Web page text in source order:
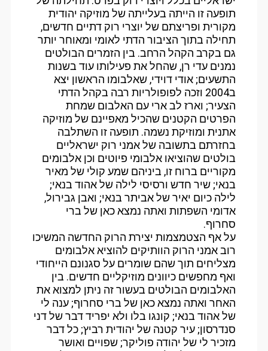
תופעה זו הייתה בעלייתה של מוזיקה יהודית
מקורית ופריצתם של יוצרי רוק דתיים חדשים,
תחילה בתוך הציבור הדתי לאומי ומאוחר יותר
גם בקרב הקהל הרחב. בין הזמרים הבולטים
נמנים עדי רן, שהחל את פעילותו עוד בשנות
התשעים; אודי דוידי, שאלבומו הראשון יצא
ב2004 וזכה לפופולריות רבה בקהל הדתי
הצעיר; וארז לב ארי עם האלבום שמחת
הפרטים הקטנים שהכיל מאפיינם של מוזיקה
אתנית ומוזיקת נשמה. תופעה זו השתלבה
בחזרתם בתשובה של אמני רוק ישראליים
בולטים שהוציאו אלבומי פיוטים וכן אלבומים
מקוריים ברוח זו, ביניהם שמע קולי של מאיר
בנאי; שיר חדש ורסיסי לילה של אהוד בנאי;
לילה כיום יאיר של אביתר בנאי; ואבן גבירול,
אדומי השפתות ואתה נמצא כאן של ברי
סחרוף.
על אף הצטמצמות יצירת הרוק החדשה המשיכו
רוב אמני הרוק הוותיקים להוציא אלבומים
מצליחים תוך שהם שומרים על סגנונם הייחודי
ואף מחפשים כיוונים מוזיקליים חדשים. בין
האלבומים הבולטים בעשור זה ניתן למצוא את
האחר ואתה נמצא כאן של ברי סחרוף; ענה לי
של אהוד בנאי; קונגו בלו ולא יפריד דבר של דני
סנדרסון; עיר קטנה של יהודית רביץ; כל דבר
מזכיר לי של יהודה פוליקר; שפויים ואושר